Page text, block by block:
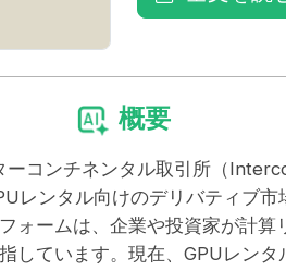
概要
コンチネンタル取引所（
レンタル向けのデリバティブ
ォームは、企業や投資家が計算
しています。現在、GPUレン